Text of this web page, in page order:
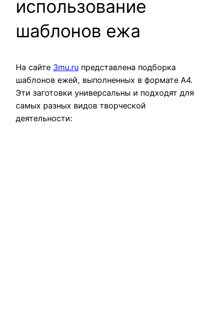
использование
шаблонов ежа
На сайте 3mu.ru представлена подборка
шаблонов ежей, выполненных в формате А4.
Эти заготовки универсальны и подходят для
самых разных видов творческой
деятельности: